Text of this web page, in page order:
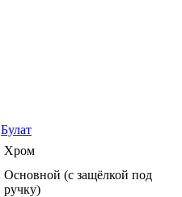
Булат
Хром
Основной (с защёлкой под
ручку)